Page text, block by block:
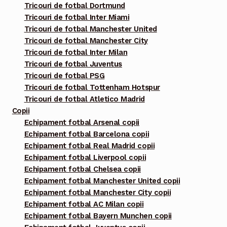
Tricouri de fotbal Dortmund
Tricouri de fotbal Inter Miami
Tricouri de fotbal Manchester United
Tricouri de fotbal Manchester City
Tricouri de fotbal Inter Milan
Tricouri de fotbal Juventus
Tricouri de fotbal PSG
Tricouri de fotbal Tottenham Hotspur
Tricouri de fotbal Atletico Madrid
Copii
Echipament fotbal Arsenal copii
Echipament fotbal Barcelona copii
Echipament fotbal Real Madrid copii
Echipament fotbal Liverpool copii
Echipament fotbal Chelsea copii
Echipament fotbal Manchester United copii
Echipament fotbal Manchester City copii
Echipament fotbal AC Milan copii
Echipament fotbal Bayern Munchen copii